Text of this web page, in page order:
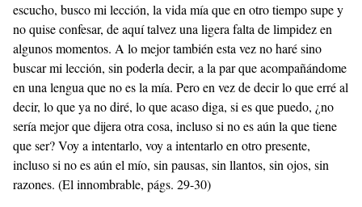
escucho, busco mi lección, la vida mía que en otro tiempo supe y
no quise confesar, de aquí talvez una ligera falta de limpidez en
algunos momentos. A lo mejor también esta vez no haré sino
buscar mi lección, sin poderla decir, a la par que acompañándome
en una lengua que no es la mía. Pero en vez de decir lo que erré al
decir, lo que ya no diré, lo que acaso diga, si es que puedo, ¿no
sería mejor que dijera otra cosa, incluso si no es aún la que tiene
que ser? Voy a intentarlo, voy a intentarlo en otro presente,
incluso si no es aún el mío, sin pausas, sin llantos, sin ojos, sin
razones. (El innombrable, págs. 29-30)